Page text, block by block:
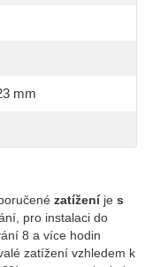
mm
zatíženíje s
pro instalaci do
8 a více hodin
zatížení vzhledem k